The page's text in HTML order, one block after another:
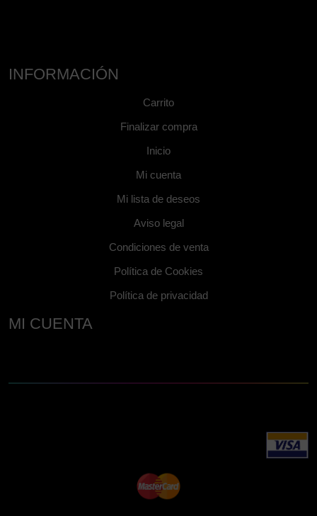
INFORMACIÓN
Carrito
Finalizar compra
Inicio
Mi cuenta
Mi lista de deseos
Aviso legal
Condiciones de venta
Política de Cookies
Política de privacidad
MI CUENTA